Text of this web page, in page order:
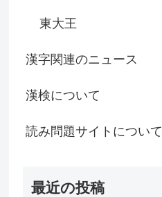
東大王
漢字関連のニュース
漢検について
読み問題サイトについて
最近の投稿